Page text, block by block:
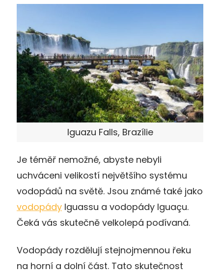
Iguazu Falls, Brazílie
Je téměř nemožné, abyste nebyli
uchváceni velikostí největšího systému
vodopádů na světě. Jsou známé také jako
vodopády Iguassu a vodopády Iguaçu.
Čeká vás skutečně velkolepá podívaná.
Vodopády rozdělují stejnojmennou řeku
na horní a dolní část. Tato skutečnost